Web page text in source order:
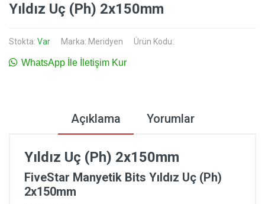
Yıldız Uç (Ph) 2x150mm
Stokta: Var Marka: Meridyen Ürün Kodu:
WhatsApp İle İletişim Kur
Açıklama Yorumlar
Yıldız Uç (Ph) 2x150mm
FiveStar Manyetik Bits Yıldız Uç (Ph)
2x150mm